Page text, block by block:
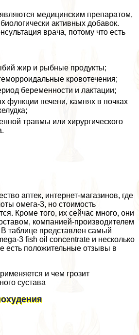
медицинским препаратом,
активных добавок.
врача, потому что есть
жир и рыбные продукты;
кровотечения;
беременности и лактации;
функции печени, камнях в почках
травмы или хирургического
аптек, интернет-магазинов, где
омега-3, но стоимость
Кроме того, их сейчас много, они
компанией-производителем
таблице представлен самый
3 fish oil concentrate и несколько
есть положительные отзывы в
и чем грозит
сустава